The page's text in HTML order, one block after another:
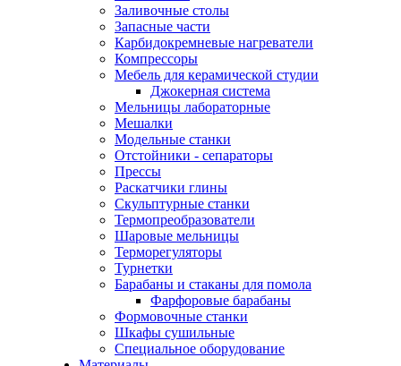
Заливочные столы
Запасные части
Карбидокремневые нагреватели
Компрессоры
Мебель для керамической студии
Джокерная система
Мельницы лабораторные
Мешалки
Модельные станки
Отстойники - сепараторы
Прессы
Раскатчики глины
Скульптурные станки
Термопреобразователи
Шаровые мельницы
Терморегуляторы
Турнетки
Барабаны и стаканы для помола
Фарфоровые барабаны
Формовочные станки
Шкафы сушильные
Специальное оборудование